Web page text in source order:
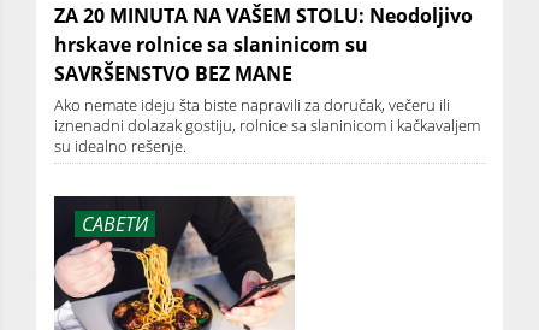
ZA 20 MINUTA NA VAŠEM STOLU: Neodoljivo
hrskave rolnice sa slaninicom su
SAVRŠENSTVO BEZ MANE
Ako nemate ideju šta biste napravili za doručak, večeru ili
iznenadni dolazak gostiju, rolnice sa slaninicom i kačkavaljem
su idealno rešenje.
САВЕТИ